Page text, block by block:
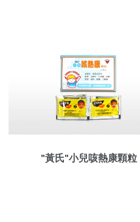
"黃氏"小兒咳熱康顆粒